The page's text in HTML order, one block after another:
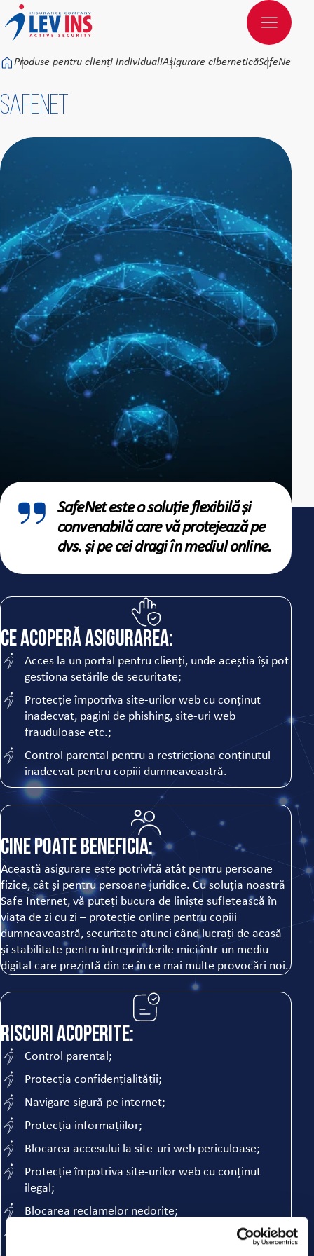
Към основното съдържание
Produse pentru clienți individualiAsigurare ciberneticăSafeNet
SafeNet
SafeNet este o soluție flexibilă și
convenabilă care vă protejează pe
dvs. și pe cei dragi în mediul online.
Ce acoperă asigurarea:
Acces la un portal pentru clienți, unde aceștia își pot
gestiona setările de securitate;
Protecție împotriva site-urilor web cu conținut
inadecvat, pagini de phishing, site-uri web
frauduloase etc.;
Control parental pentru a restricționa conținutul
inadecvat pentru copiii dumneavoastră.
Cine poate beneficia:
Această asigurare este potrivită atât pentru persoane
fizice, cât și pentru persoane juridice. Cu soluția noastră
Safe Internet, vă puteți bucura de liniște sufletească în
viața de zi cu zi – protecție online pentru copiii
dumneavoastră, securitate atunci când lucrați de acasă
și stabilitate pentru întreprinderile mici într-un mediu
digital care prezintă din ce în ce mai multe provocări noi.
Riscuri acoperite:
Control parental;
Protecția confidențialității;
Navigare sigură pe internet;
Protecția informațiilor;
Blocarea accesului la site-uri web periculoase;
Protecție împotriva site-urilor web cu conținut
ilegal;
Blocarea reclamelor nedorite;
Eliminarea posibilității de a fi urmărit de scripturi de